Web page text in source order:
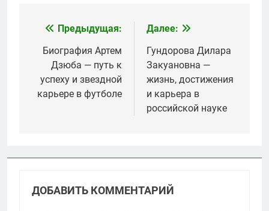
Навигация
по
записям
Предыдущая:
Биография Артем
Дзюба — путь к
успеху и звездной
карьере в футболе
Далее:
Гундорова Дилара
Закуановна —
жизнь, достижения
и карьера в
российской науке
ДОБАВИТЬ КОММЕНТАРИЙ